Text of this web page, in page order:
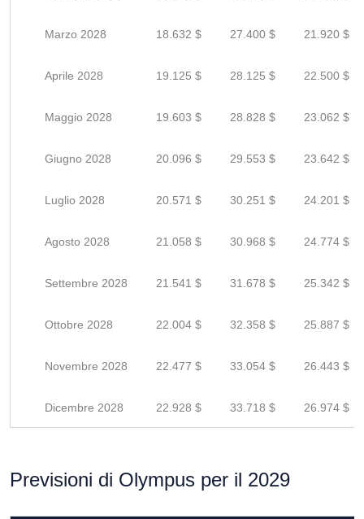
Marzo 2028 18.632 $ 27.400 $ 21.920 $
Aprile 2028 19.125 $ 28.125 $ 22.500 $
Maggio 2028 19.603 $ 28.828 $ 23.062 $
Giugno 2028 20.096 $ 29.553 $ 23.642 $
Luglio 2028 20.571 $ 30.251 $ 24.201 $
Agosto 2028 21.058 $ 30.968 $ 24.774 $
Settembre 2028 21.541 $ 31.678 $ 25.342 $
Ottobre 2028 22.004 $ 32.358 $ 25.887 $
Novembre 2028 22.477 $ 33.054 $ 26.443 $
Dicembre 2028 22.928 $ 33.718 $ 26.974 $
Previsioni di Olympus per il 2029